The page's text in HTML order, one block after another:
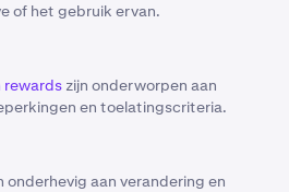
of het gebruik ervan.
rewards zijn onderworpen aan
en toelatingscriteria.
aan verandering en